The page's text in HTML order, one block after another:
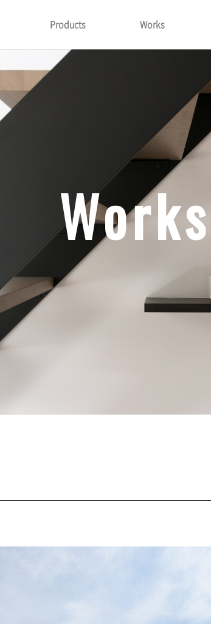
Products Works
Works